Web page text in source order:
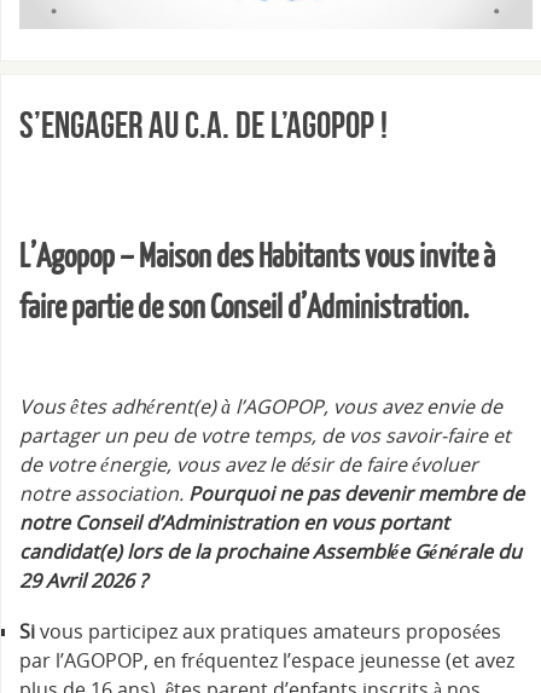
S’engager au C.A. de l’Agopop !
L’Agopop – Maison des Habitants vous invite à
faire partie de son Conseil d’Administration.
Vous êtes adhérent(e) à l’AGOPOP, vous avez envie de
partager un peu de votre temps, de vos savoir-faire et
de votre énergie, vous avez le désir de faire évoluer
notre association. Pourquoi ne pas devenir membre de
notre Conseil d’Administration en vous portant
candidat(e) lors de la prochaine Assemblée Générale du
29 Avril 2026 ?
Sivous participez aux pratiques amateurs proposées
par l’AGOPOP, en fréquentez l’espace jeunesse (et avez